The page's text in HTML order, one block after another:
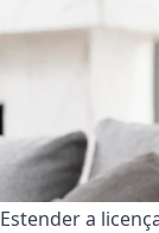
Estender a